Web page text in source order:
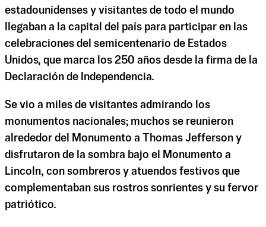
estadounidenses y visitantes de todo el mundo
llegaban a la capital del país para participar en las
celebraciones del semicentenario de Estados
Unidos, que marca los 250 años desde la firma de la
Declaración de Independencia.
Se vio a miles de visitantes admirando los
monumentos nacionales; muchos se reunieron
alrededor del Monumento a Thomas Jefferson y
disfrutaron de la sombra bajo el Monumento a
Lincoln, con sombreros y atuendos festivos que
complementaban sus rostros sonrientes y su fervor
patriótico.